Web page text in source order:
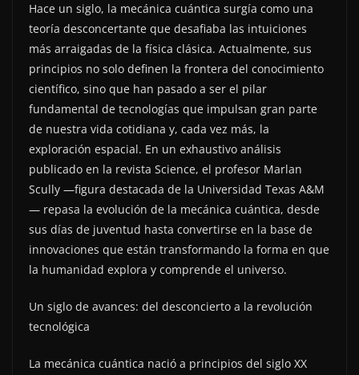
Hace un siglo, la mecánica cuántica surgía como una
teoría desconcertante que desafiaba las intuiciones
más arraigadas de la física clásica. Actualmente, sus
principios no solo definen la frontera del conocimiento
científico, sino que han pasado a ser el pilar
fundamental de tecnologías que impulsan gran parte
de nuestra vida cotidiana y, cada vez más, la
exploración espacial. En un exhaustivo análisis
publicado en la revista Science, el profesor Marlan
Scully —figura destacada de la Universidad Texas A&M
— repasa la evolución de la mecánica cuántica, desde
sus días de juventud hasta convertirse en la base de
innovaciones que están transformando la forma en que
la humanidad explora y comprende el universo.
Un siglo de avances: del desconcierto a la revolución
tecnológica
La mecánica cuántica nació a principios del siglo XX